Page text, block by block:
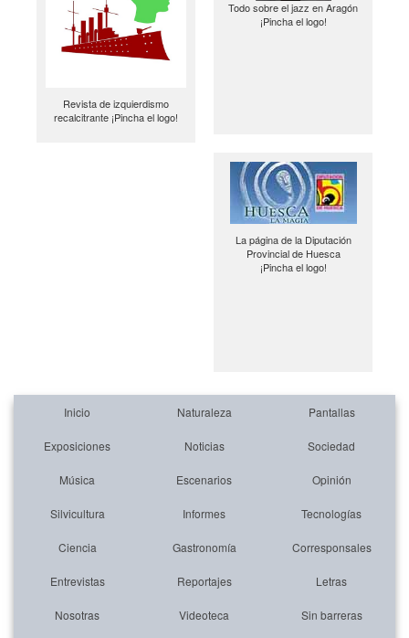
Revista de izquierdismo
recalcitrante ¡Pincha el logo!
Todo sobre el jazz en Aragón
¡Pincha el logo!
La página de la Diputación
Provincial de Huesca
¡Pincha el logo!
Inicio Naturaleza Pantallas
Exposiciones Noticias Sociedad
Música Escenarios Opinión
Silvicultura Informes Tecnologías
Ciencia Gastronomía Corresponsales
Entrevistas Reportajes Letras
Nosotras Videoteca Sin barreras